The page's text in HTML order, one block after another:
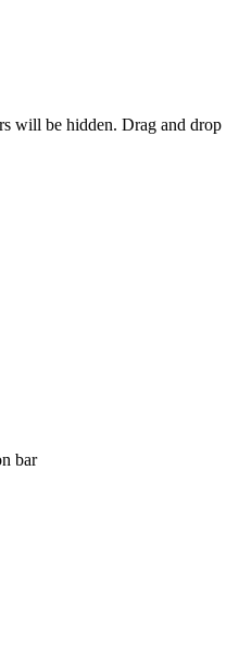
will be hidden. Drag and drop
bar